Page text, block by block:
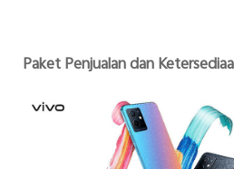
Paket Penjualan dan